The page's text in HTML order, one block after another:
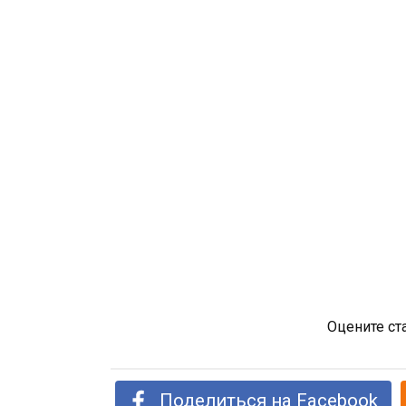
Оцените
Поделиться на Facebook